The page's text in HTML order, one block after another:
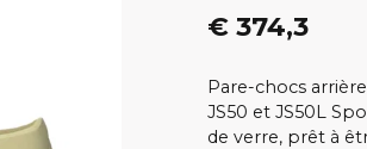
€ 374,3
Pare-chocs
JS50 et JS50L
de verre, prêt à